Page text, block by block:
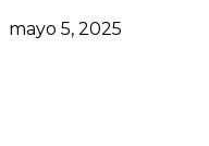
mayo 5, 2025